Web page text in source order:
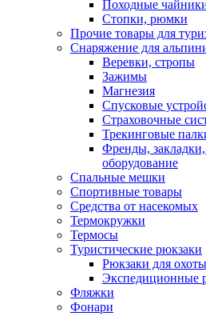
Походные
Стопки, рюмки
Прочие товары для
Снаряжение для
Веревки, стропы
Зажимы
Магнезия
Спусковые
Страховочные
Трекинговые
Френды,
оборудование
Спальные мешки
Спортивные товары
Средства от насекомых
Термокружки
Термосы
Туристические рюкзаки
Рюкзаки для охоты
Экспедиционные
Фляжки
Фонари